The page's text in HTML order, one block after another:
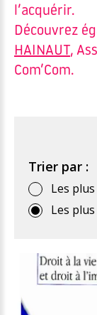
l’acquérir.
Découvrez
HAINAUT ,
Com’Com.
Trier par :
Les
Les